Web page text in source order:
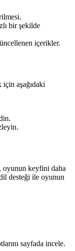
bir şekilde
içerikler.
aşağıdaki
oyunun keyfini daha
desteği ile oyunun
sayfada incele.